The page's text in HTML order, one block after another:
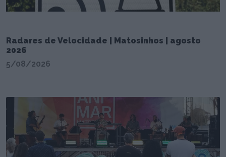
Radares de Velocidade | Matosinhos | agosto
2026
5/08/2026